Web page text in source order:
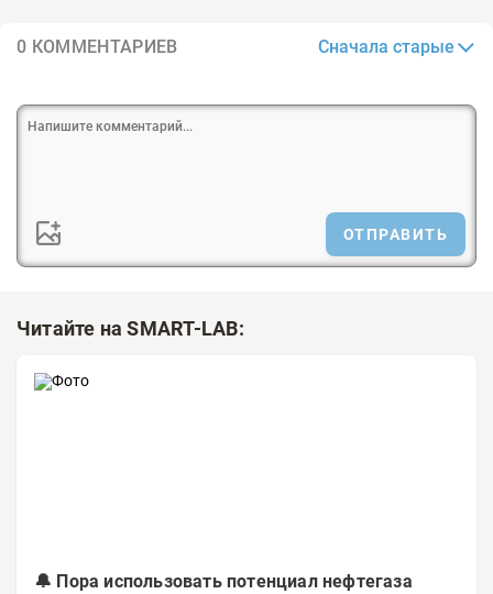
0 КОММЕНТАРИЕВ Сначала старые
ОТПРАВИТЬ
Читайте на SMART-LAB:
🔔 Пора использовать потенциал нефтегаза